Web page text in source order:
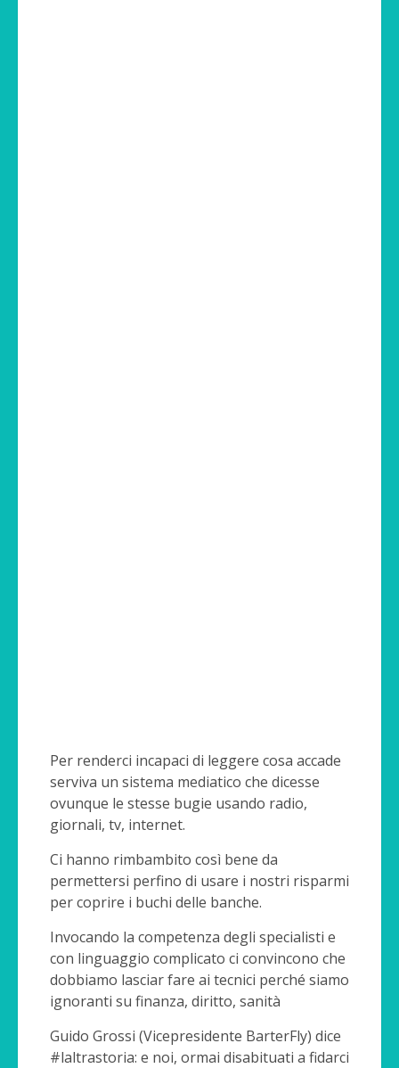
Per renderci incapaci di leggere cosa accade
serviva un sistema mediatico che dicesse
ovunque le stesse bugie usando radio,
giornali, tv, internet.
Ci hanno rimbambito così bene da
permettersi perfino di usare i nostri risparmi
per coprire i buchi delle banche.
Invocando la competenza degli specialisti e
con linguaggio complicato ci convincono che
dobbiamo lasciar fare ai tecnici perché siamo
ignoranti su finanza, diritto, sanità
Guido Grossi (Vicepresidente BarterFly) dice
#laltrastoria: e noi, ormai disabituati a fidarci